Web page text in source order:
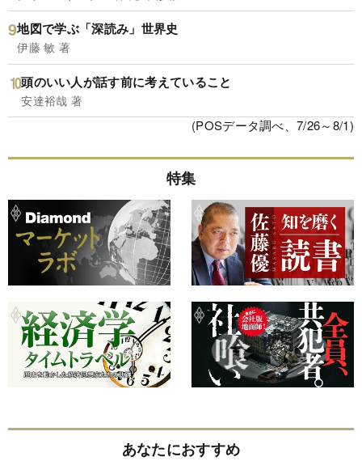
地図で学ぶ「深読み」世界史
伊藤 敏 著
頭のいい人が話す前に考えていること
安達裕哉 著
(POSデータ調べ、7/26～8/1)
特集
あなたにおすすめ